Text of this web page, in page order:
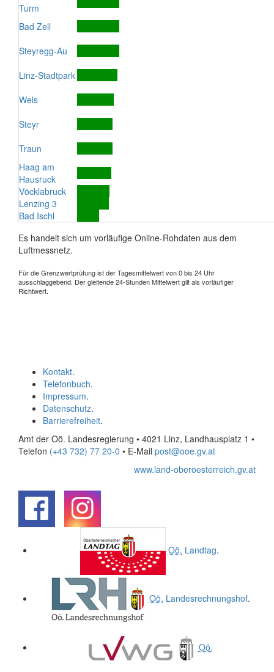
Turm
Bad Zell
Steyregg-Au
Linz-Stadtpark
Wels
Steyr
Traun
Haag am
Hausruck
Vöcklabruck
Lenzing 3
Bad Ischl
Es handelt sich um vorläufige Online-Rohdaten aus dem
Luftmessnetz.
Für die Grenzwertprüfung ist der Tagesmittelwert von 0 bis 24 Uhr
ausschlaggebend. Der gleitende 24-Stunden Mittelwert gilt als vorläufiger
Richtwert.
Kontakt.
Telefonbuch.
Impressum.
Datenschutz.
Barrierefreiheit.
Amt der Oö. Landesregierung • 4021 Linz, Landhausplatz 1 •
Telefon (+43 732) 77 20-0 • E-Mail post@ooe.gv.at
www.land-oberoesterreich.gv.at
Oö. Landtag.
Oö. Landesrechnungshof.
Oö.